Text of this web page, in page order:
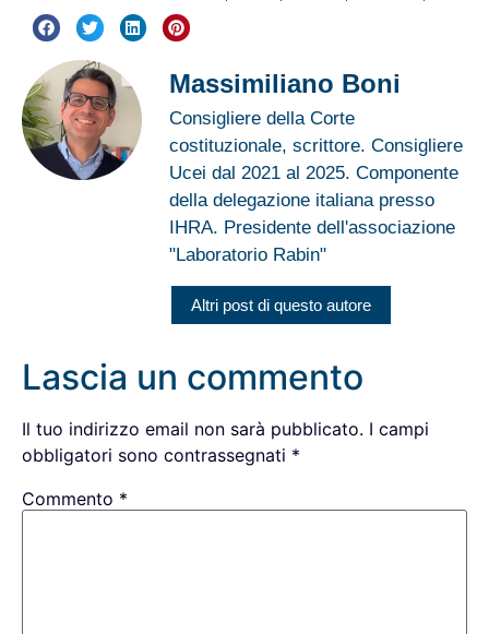
Massimiliano Boni
Consigliere della Corte
costituzionale, scrittore. Consigliere
Ucei dal 2021 al 2025. Componente
della delegazione italiana presso
IHRA. Presidente dell'associazione
"Laboratorio Rabin"
Altri post di questo autore
Lascia un commento
Il tuo indirizzo email non sarà pubblicato. I campi
obbligatori sono contrassegnati *
Commento *